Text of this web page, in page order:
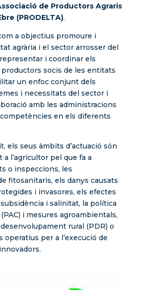
de Productors Agraris
(PRODELTA).
a objectius promoure i
agrària i el sector arrosser del
i coordinar els
socis de les entitats
un enfoc conjunt dels
i necessitats del sector i
amb les administracions
en els diferents
els seus àmbits d’actuació són
a l’agricultor pel que fa a
o inspeccions, les
fitosanitaris, els danys causats
i invasores, els efectes
i salinitat, la política
i mesures agroambientals,
rural (PDR) o
operatius per a l’execució de